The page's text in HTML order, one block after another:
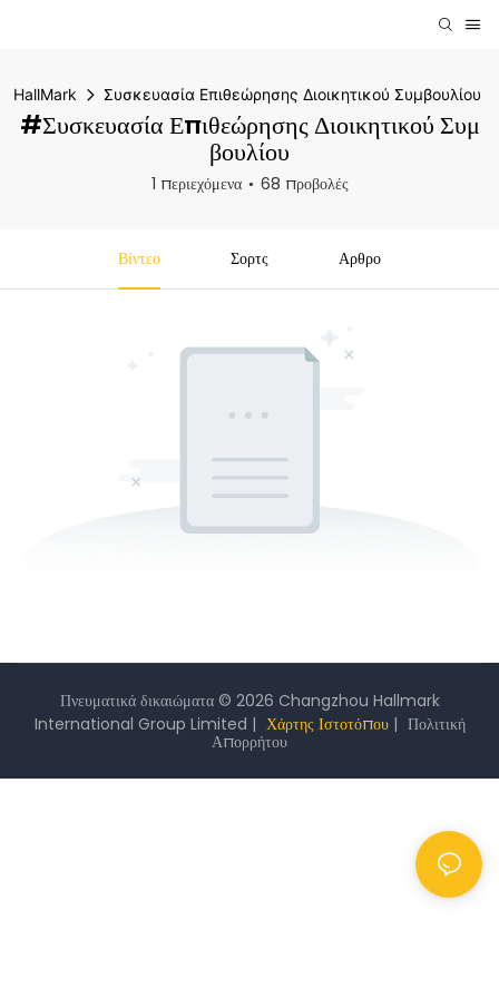
HallMark Συσκευασία Επιθεώρησης Διοικητικού Συμβουλίου
#Συσκευασία Επιθεώρησης Διοικητικού Συμ
Βουλίου
1 περιεχόμενα 68 προβολές
Βίντεο Σορτς Αρθρο
Πνευματικά δικαιώματα © 2026 Changzhou Hallmark
International Group Limited | Χάρτης Ιστοτόπου | Πολιτική
Απορρήτου